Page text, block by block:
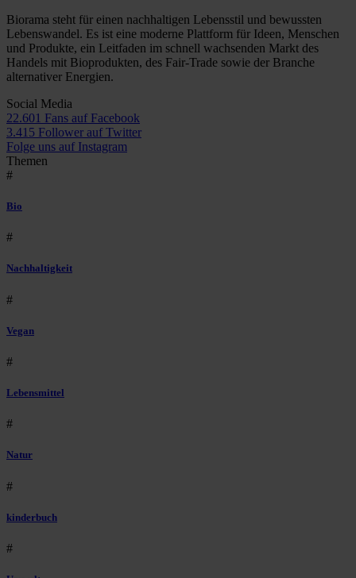
Biorama steht für einen nachhaltigen Lebensstil und bewussten
Lebenswandel. Es ist eine moderne Plattform für Ideen, Menschen
und Produkte, ein Leitfaden im schnell wachsenden Markt des
Handels mit Bioprodukten, des Fair-Trade sowie der Branche
alternativer Energien.
Social Media
22.601 Fans auf Facebook
3.415 Follower auf Twitter
Folge uns auf Instagram
Themen
#
Bio
#
Nachhaltigkeit
#
Vegan
#
Lebensmittel
#
Natur
#
kinderbuch
#